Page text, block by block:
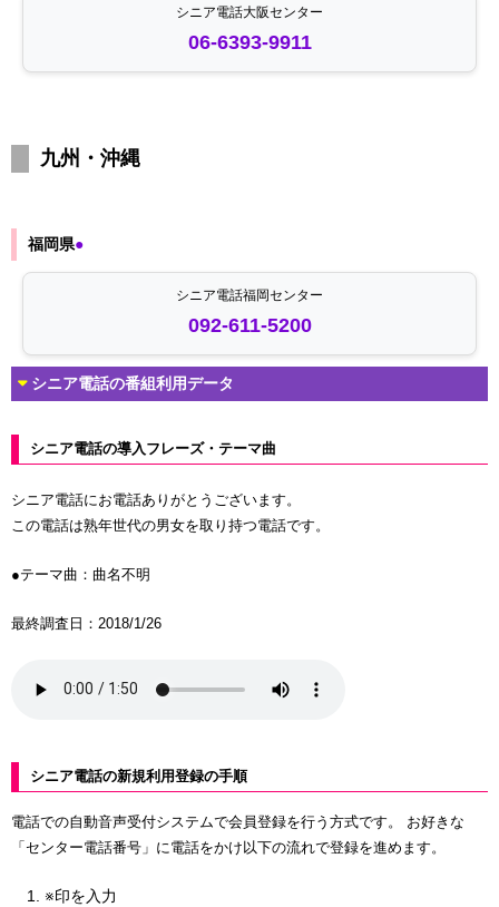
シニア電話大阪センター
06-6393-9911
九州・沖縄
福岡県●
シニア電話福岡センター
092-611-5200
シニア電話の番組利用データ
シニア電話の導入フレーズ・テーマ曲
シニア電話にお電話ありがとうございます。
この電話は熟年世代の男女を取り持つ電話です。
●テーマ曲：曲名不明
最終調査日：2018/1/26
シニア電話の新規利用登録の手順
電話での自動音声受付システムで会員登録を行う方式です。 お好きな
「センター電話番号」に電話をかけ以下の流れで登録を進めます。
※印を入力